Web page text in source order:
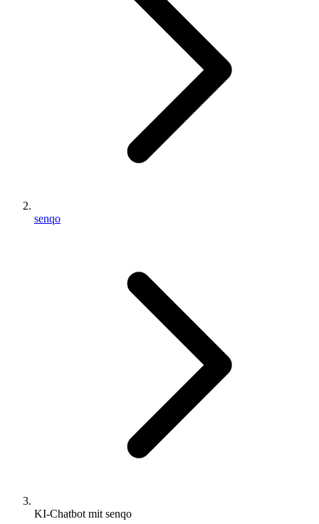
senqo
KI-Chatbot mit senqo